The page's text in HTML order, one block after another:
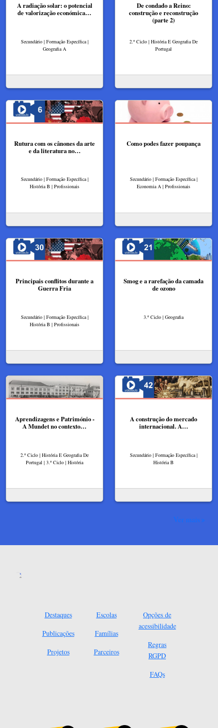
A radiação solar: o potencial
de valorização económica…
Secundário | Formação Específica |
Geografia A
De condado a Reino:
construção e reconstrução
(parte 2)
2.º Ciclo | História E Geografia De
Portugal
Rutura com os cânones da arte
e da literatura no…
Secundário | Formação Específica |
História B | Profissionais
Como podes fazer poupança
Secundário | Formação Específica |
Economia A | Profissionais
Principais conflitos durante a
Guerra Fria
Secundário | Formação Específica |
História B | Profissionais
Smog e a rarefação da camada
de ozono
3.º Ciclo | Geografia
Aprendizagens e Património -
A Mundet no contexto…
2.º Ciclo | História E Geografia De
Portugal | 3.º Ciclo | História
A construção do mercado
internacional. A…
Secundário | Formação Específica |
História B
Ver mais
Destaques
Publicações
Projetos
Escolas
Famílias
Parceiros
Opções de
acessibilidade
Regras
RGPD
FAQs